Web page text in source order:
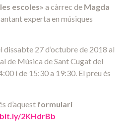
escoles» a càrrec de Magda
experta en músiques
dissabte 27 d’octubre de 2018 al
de Música de Sant Cugat del
i de 15:30 a 19:30. El preu és
d’aquest formulari
2KHdrBb